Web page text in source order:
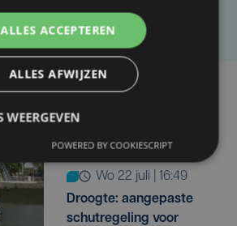
het ons weten
wo 22 juli | 16:49
Droogte: aangepaste
schutregeling voor
ALLES ACCEPTEREN
ALLES AFWIJZEN
WEERGEVEN
POWERED BY COOKIESCRIPT